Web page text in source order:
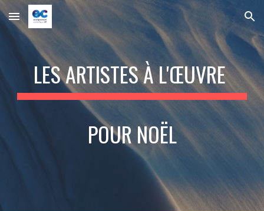
Skip to main content Skip to navigation
LES ARTISTES À L'ŒUVRE
POUR NOËL